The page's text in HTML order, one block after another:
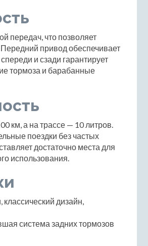
передач, что позволяет
привод обеспечивает
и сзади гарантирует
тормоза и барабанные
км, а на трассе — 10 литров.
поездки без частых
достаточно места для
использования.
дизайн,
система задних тормозов